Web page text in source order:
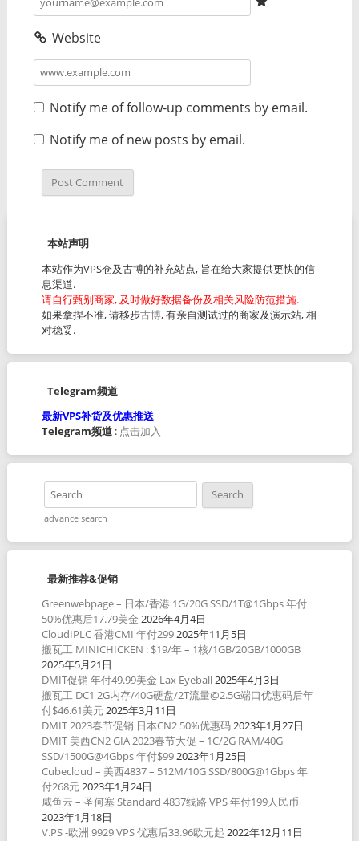
Website
Notify me of follow-up comments by email.
Notify me of new posts by email.
本站声明
本站作为VPS仓及古博的补充站点, 旨在给大家提供更快的信
息渠道.
请自行甄别商家, 及时做好数据备份及相关风险防范措施.
如果拿捏不准, 请移步古博, 有亲自测试过的商家及演示站, 相
对稳妥.
Telegram频道
最新VPS补货及优惠推送
Telegram频道: 点击加入
advance search
最新推荐&促销
Greenwebpage – 日本/香港 1G/20G SSD/1T@1Gbps 年付
50%优惠后17.79美金 2026年4月4日
CloudIPLC 香港CMI 年付2992025年11月5日
搬瓦工 MINICHICKEN : $19/年 – 1核/1GB/20GB/1000GB
2025年5月21日
DMIT促销 年付49.99美金 Lax Eyeball 2025年4月3日
搬瓦工 DC1 2G内存/40G硬盘/2T流量@2.5G端口优惠码后年
付$46.61美元2025年3月11日
DMIT 2023春节促销 日本CN2 50%优惠码2023年1月27日
DMIT 美西CN2 GIA 2023春节大促 – 1C/2G RAM/40G
SSD/1500G@4Gbps 年付$992023年1月25日
Cubecloud – 美西4837 – 512M/10G SSD/800G@1Gbps 年
付268元2023年1月24日
咸鱼云 – 圣何塞 Standard 4837线路 VPS 年付199人民币
2023年1月18日
V.PS -欧洲 9929 VPS 优惠后33.96欧元起 2022年12月11日